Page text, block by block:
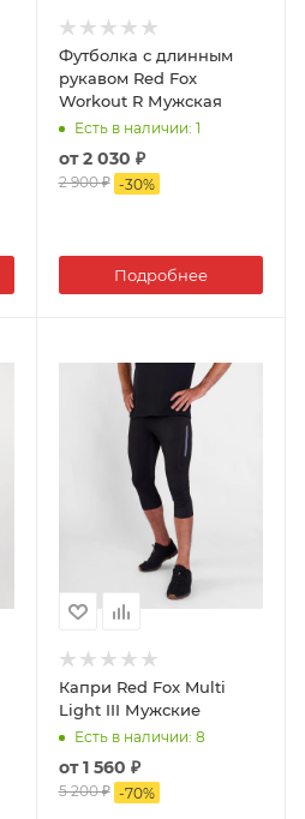
Футболка с длинным
рукавом Red Fox
Workout R Мужская
Есть в наличии: 1
от2 030 ₽
2 900 ₽ -30%
Подробнее
Капри Red Fox Multi
Light III Мужские
Есть в наличии: 8
от1 560 ₽
5 200 ₽ -70%